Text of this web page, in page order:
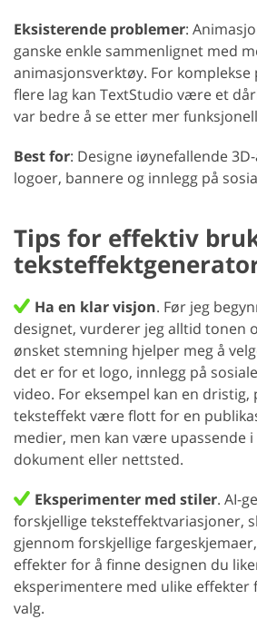
Eksisterende problemer:
ganske enkle sammenlignet med
animasjonsverktøy. For
flere lag kan TextStudio være et
var bedre å se etter mer
Best for: Designe iøynefallende
logoer, bannere og innlegg på
Tips for effektiv
Ha en klar visjon. Før jeg
designet, vurderer jeg alltid tonen
ønsket stemning hjelper meg å
det er for et logo, innlegg på
video. For eksempel kan en dristig,
teksteffekt være flott for en
medier, men kan være upassende
dokument eller nettsted.
Eksperimenter med stiler. AI-
forskjellige teksteffektvariasjoner,
gjennom forskjellige
effekter for å finne designen du
eksperimentere med ulike effekter
valg.